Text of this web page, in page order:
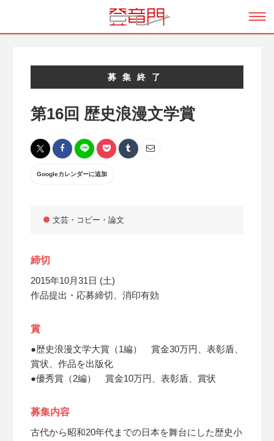
募集終了
第16回 歴史浪漫文学賞
Googleカレンダーに追加
文芸・コピー・論文
締切
2015年10月31日 (土)
作品提出・応募締切、消印有効
賞
●歴史浪漫文学大賞（1編） 賞金30万円、表彰盾、
賞状、作品を出版化
●優秀賞（2編） 賞金10万円、表彰盾、賞状
募集内容
古代から昭和20年代までの日本を舞台にした歴史小